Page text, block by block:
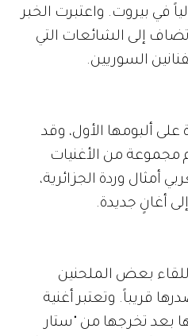
في بيروت. واعتبرت الخبر
إلى الشائعات التي
السوريين.
على ألبومها الأول، وقد
مجموعة من الأغنيات
أمثال وردة الجزائرية،
أغانٍ جديدة.
بعض الملحنين
قريباً. وتعتبر أغنية
بعد تخرجها من "ستار